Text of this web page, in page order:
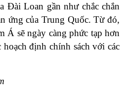
Đài Loan gần như chắc chắn
ứng của Trung Quốc. Từ đó,
Á sẽ ngày càng phức tạp hơn
định chính sách với các